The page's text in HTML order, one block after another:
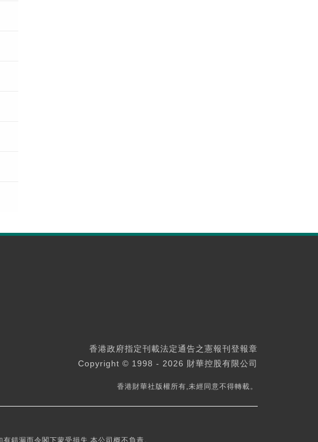
香港政府指定刊載法定通告之憲報刊登報章
Copyright © 1998 - 2026 財華控股有限公司
香港財華社版權所有,未經同意不得轉載。